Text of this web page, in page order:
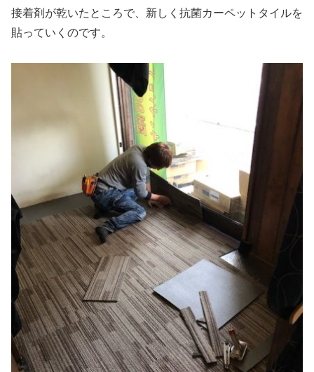
接着剤が乾いたところで、新しく抗菌カーペットタイルを
貼っていくのです。